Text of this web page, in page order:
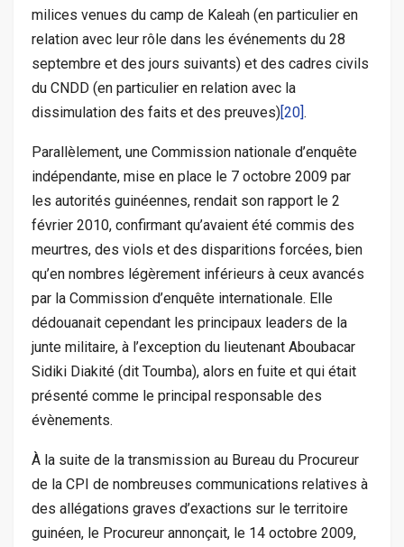
milices venues du camp de Kaleah (en particulier en
relation avec leur rôle dans les événements du 28
septembre et des jours suivants) et des cadres civils
du CNDD (en particulier en relation avec la
dissimulation des faits et des preuves)[20].
Parallèlement, une Commission nationale d’enquête
indépendante, mise en place le 7 octobre 2009 par
les autorités guinéennes, rendait son rapport le 2
février 2010, confirmant qu’avaient été commis des
meurtres, des viols et des disparitions forcées, bien
qu’en nombres légèrement inférieurs à ceux avancés
par la Commission d’enquête internationale. Elle
dédouanait cependant les principaux leaders de la
junte militaire, à l’exception du lieutenant Aboubacar
Sidiki Diakité (dit Toumba), alors en fuite et qui était
présenté comme le principal responsable des
évènements.
À la suite de la transmission au Bureau du Procureur
de la CPI de nombreuses communications relatives à
des allégations graves d’exactions sur le territoire
guinéen, le Procureur annonçait, le 14 octobre 2009,